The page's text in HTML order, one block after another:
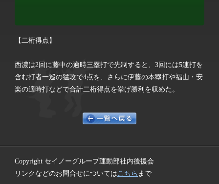
【二桁得点】
西濃は2回に藤中の適時三塁打で先制すると、3回には5連打を
含む打者一巡の猛攻で4点を、さらに伊藤の本塁打や福山・安
楽の適時打などで合計二桁得点を挙げ勝利を収めた。
Copyright セイノーグループ運動部社内後援会
リンクなどのお問合せについてはこちら まで